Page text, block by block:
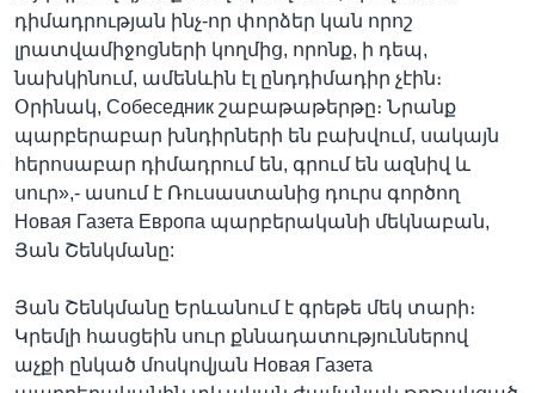
դիմադրության ինչ-որ փորձեր կան որոշ
լրատվամիջոցների կողմից, որոնք, ի դեպ,
նախկինում, ամենևին էլ ընդդիմադիր չէին։
Օրինակ, Собеседник շաբաթաթերթը։ Նրանք
պարբերաբար խնդիրների են բախվում, սակայն
հերոսաբար դիմադրում են, գրում են ազնիվ և
սուր»,- ասում է Ռուսաստանից դուրս գործող
Новая Газета Европа պարբերականի մեկնաբան,
Յան Շենկմանը:
Յան Շենկմանը Երևանում է գրեթե մեկ տարի։
Կրեմլի հասցեին սուր քննադատություններով
աչքի ընկած մոսկովյան Новая Газета